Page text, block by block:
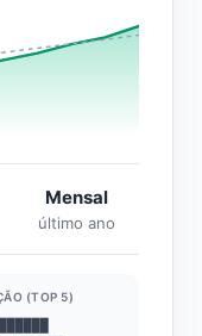
Mensal
último ano
(TOP 5)